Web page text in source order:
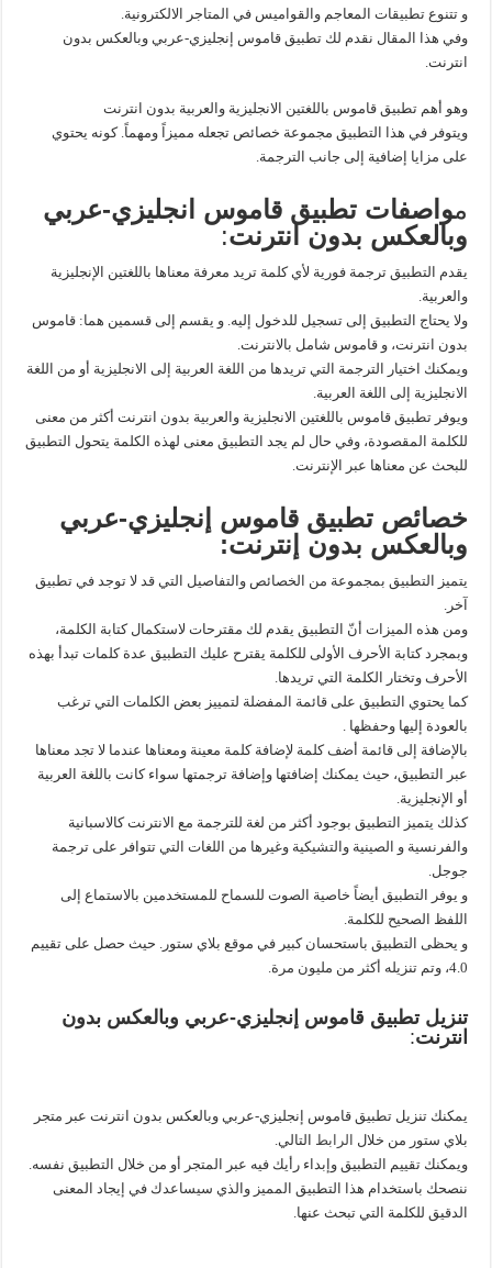
و تتنوع تطبيقات المعاجم والقواميس في المتاجر الالكترونية.
وفي هذا المقال نقدم لك تطبيق قاموس إنجليزي-عربي وبالعكس بدون
انترنت.
وهو أهم تطبيق قاموس باللغتين الانجليزية والعربية بدون انترنت
ويتوفر في هذا التطبيق مجموعة خصائص تجعله مميزاً ومهماً. كونه يحتوي
على مزايا إضافية إلى جانب الترجمة.
مواصفات تطبيق قاموس انجليزي-عربي
وبالعكس بدون انترنت:
يقدم التطبيق ترجمة فورية لأي كلمة تريد معرفة معناها باللغتين الإنجليزية
والعربية.
ولا يحتاج التطبيق إلى تسجيل للدخول إليه. و يقسم إلى قسمين هما: قاموس
بدون انترنت، و قاموس شامل بالانترنت.
ويمكنك اختيار الترجمة التي تريدها من اللغة العربية إلى الانجليزية أو من اللغة
الانجليزية إلى اللغة العربية.
ويوفر تطبيق قاموس باللغتين الانجليزية والعربية بدون انترنت أكثر من معنى
للكلمة المقصودة، وفي حال لم يجد التطبيق معنى لهذه الكلمة يتحول التطبيق
للبحث عن معناها عبر الإنترنت.
خصائص تطبيق قاموس إنجليزي-عربي
وبالعكس بدون إنترنت:
يتميز التطبيق بمجموعة من الخصائص والتفاصيل التي قد لا توجد في تطبيق
آخر.
ومن هذه الميزات أنّ التطبيق يقدم لك مقترحات لاستكمال كتابة الكلمة،
وبمجرد كتابة الأحرف الأولى للكلمة يقترح عليك التطبيق عدة كلمات تبدأ بهذه
الأحرف وتختار الكلمة التي تريدها.
كما يحتوي التطبيق على قائمة المفضلة لتمييز بعض الكلمات التي ترغب
بالعودة إليها وحفظها .
بالإضافة إلى قائمة أضف كلمة لإضافة كلمة معينة ومعناها عندما لا تجد معناها
عبر التطبيق، حيث يمكنك إضافتها وإضافة ترجمتها سواء كانت باللغة العربية
أو الإنجليزية.
كذلك يتميز التطبيق بوجود أكثر من لغة للترجمة مع الانترنت كالاسبانية
والفرنسية و الصينية والتشيكية وغيرها من اللغات التي تتوافر على ترجمة
جوجل.
و يوفر التطبيق أيضاً خاصية الصوت للسماح للمستخدمين بالاستماع إلى
اللفظ الصحيح للكلمة.
و يحظى التطبيق باستحسان كبير في موقع بلاي ستور. حيث حصل على تقييم
4.0، وتم تنزيله أكثر من مليون مرة.
تنزيل تطبيق قاموس إنجليزي-عربي وبالعكس بدون
انترنت:
يمكنك تنزيل تطبيق قاموس إنجليزي-عربي وبالعكس بدون انترنت عبر متجر
بلاي ستور من خلال الرابط التالي.
ويمكنك تقييم التطبيق وإبداء رأيك فيه عبر المتجر أو من خلال التطبيق نفسه.
ننصحك باستخدام هذا التطبيق المميز والذي سيساعدك في إيجاد المعنى
الدقيق للكلمة التي تبحث عنها.